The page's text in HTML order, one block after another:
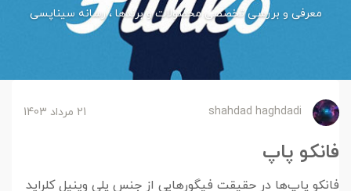
معرفی و بررسی تخصصی محصولات و برندها رسانه سیناپسی
shahdad haghdadi 21 مرداد 1403
فانکو پاپ
فانکو پاپ‌ها در حقیقت فیگورهایی از جنس پلی وینیل کلراید